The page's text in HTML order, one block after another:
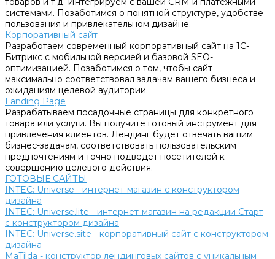
системами. Позаботимся о понятной структуре, удобстве
пользования и привлекательном дизайне.
Корпоративный сайт
Разработаем современный корпоративный сайт на 1С-
Битрикс с мобильной версией и базовой SEO-
оптимизацией. Позаботимся о том, чтобы сайт
максимально соответствовал задачам вашего бизнеса и
ожиданиям целевой аудитории.
Landing Page
Разрабатываем посадочные страницы для конкретного
товара или услуги. Вы получите готовый инструмент для
привлечения клиентов. Лендинг будет отвечать вашим
бизнес-задачам, соответствовать пользовательским
предпочтениям и точно подведет посетителей к
совершению целевого действия.
ГОТОВЫЕ САЙТЫ
INTEC: Universe - интернет-магазин с конструктором
дизайна
INTEC: Universe.lite - интернет-магазин на редакции Старт
с конструктором дизайна
INTEC: Universe.site - корпоративный сайт с конструктором
дизайна
MaTilda - конструктор лендинговых сайтов с уникальным